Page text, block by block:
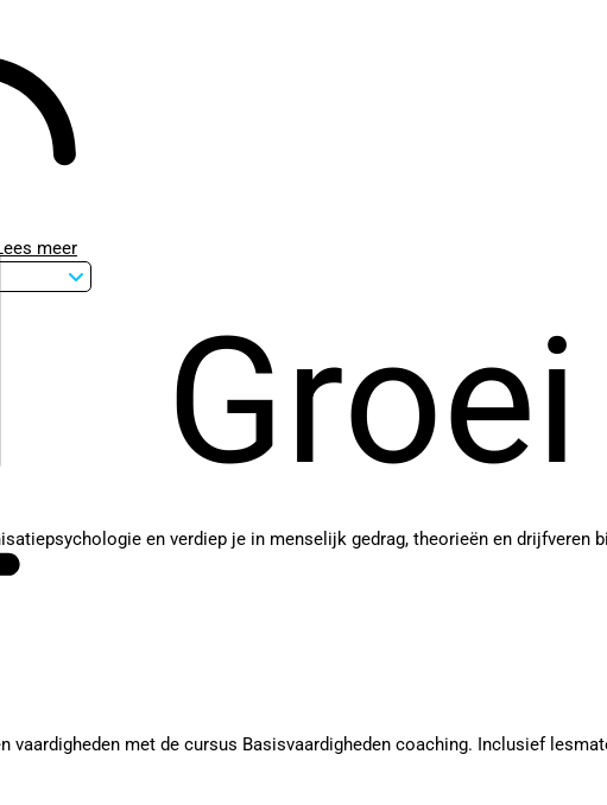
meer
en verdiep je in menselijk gedrag, theorieën en drijfveren
vaardigheden met de cursus Basisvaardigheden coaching. Inclusief